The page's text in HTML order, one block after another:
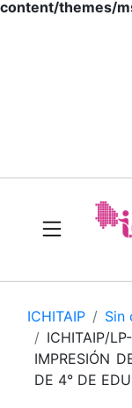
content/themes/
ICHITAIP
Sin
ICHITAIP/
IMPRESIÓN
DE 4° DE